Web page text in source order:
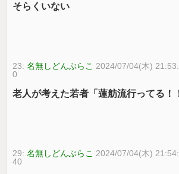
そらくいない
23:名無しどんぶらこ 2024/07/04(木)
0
老人が考えた若者「蓮舫流行ってる！
29:名無しどんぶらこ 2024/07/04(木)
40